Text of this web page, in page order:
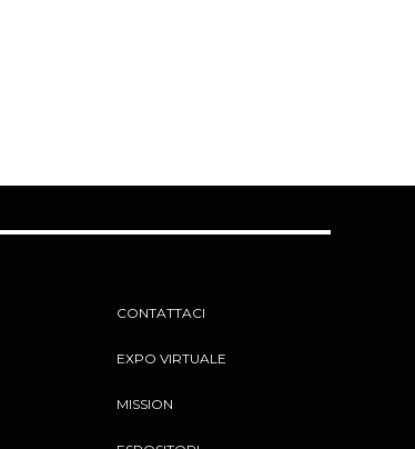
CONTATTACI
EXPO VIRTUALE
MISSION